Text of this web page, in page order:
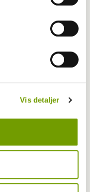
Vis detaljer